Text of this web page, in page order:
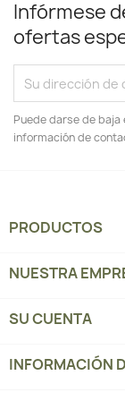
Infórmese
ofertas
Puede darse de
información de
PRODUCTOS
NUESTRA
SU CUENTA
INFORMACIÓN